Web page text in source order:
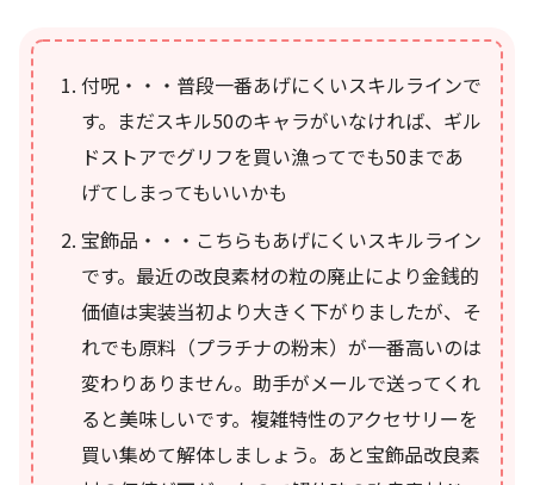
付呪・・・普段一番あげにくいスキルラインで
す。まだスキル50のキャラがいなければ、ギル
ドストアでグリフを買い漁ってでも50まであ
げてしまってもいいかも
宝飾品・・・こちらもあげにくいスキルライン
です。最近の改良素材の粒の廃止により金銭的
価値は実装当初より大きく下がりましたが、そ
れでも原料（プラチナの粉末）が一番高いのは
変わりありません。助手がメールで送ってくれ
ると美味しいです。複雑特性のアクセサリーを
買い集めて解体しましょう。あと宝飾品改良素